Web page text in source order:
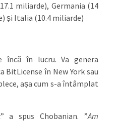
miliarde), Germania (14
și Italia (10.4 miliarde)
încă în lucru. Va genera
BitLicense în New York sau
așa cum s-a întâmplat
” a spus Chobanian. ”Am